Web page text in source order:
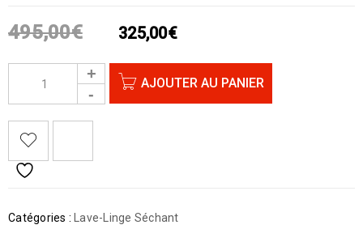
495,00€ 325,00€
AJOUTER AU PANIER
Catégories : Lave-Linge Séchant